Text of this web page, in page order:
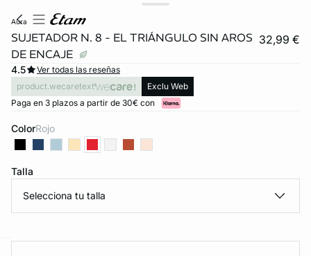
aura
SUJETADOR N. 8 - EL TRIÁNGULO SIN AROS
DE ENCAJE
32,99 €
4.5
Ver todas las reseñas
product.wecaretext
Exclu Web
Paga en 3 plazos a partir de 30€ con
Color rojo
Talla
Selecciona tu talla